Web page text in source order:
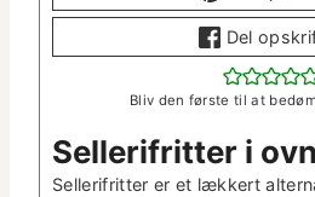
Del
Bliv den første til at
Sel­l­er­ifrit­ter i ovn
Sel­l­er­ifrit­ter er et lækkert